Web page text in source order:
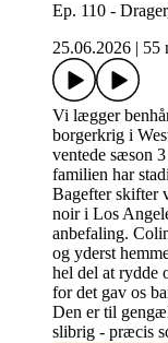
Ep. 110 -
25.06.2026
55
Vi lægger
borgerkrig i
ventede sæson
familien har
Bagefter skifter
noir i Los
anbefaling.
og yderst
hel del at rydde
for det gav os
Den er til
slibrig - præcis